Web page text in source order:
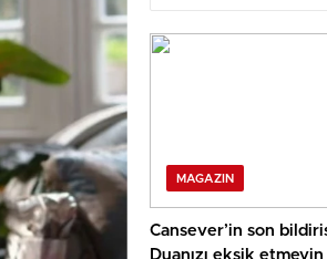
MAGAZIN
Cansever’in son
Duanızı eksik etmeyin